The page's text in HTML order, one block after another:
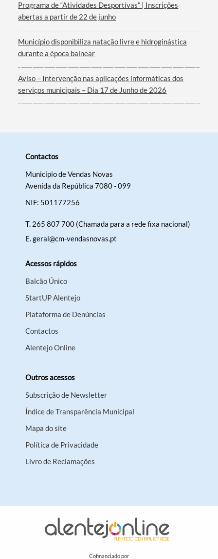
Programa de “Atividades Desportivas” | Inscrições
abertas a partir de 22 de junho
Município disponibiliza natação livre e hidroginástica
durante a época balnear
Aviso – Intervenção nas aplicações informáticas dos
serviços municipais – Dia 17 de Junho de 2026
Contactos
Município de Vendas Novas
Avenida da República 7080 - 099
NIF: 501177256
T. 265 807 700 (Chamada para a rede fixa nacional)
E.geral@cm-vendasnovas.pt
Acessos rápidos
Balcão Único
StartUP Alentejo
Plataforma de Denúncias
Contactos
Alentejo Online
Outros acessos
Subscrição de Newsletter
Índice de Transparência Municipal
Mapa do site
Política de Privacidade
Livro de Reclamações
Cofinanciado por